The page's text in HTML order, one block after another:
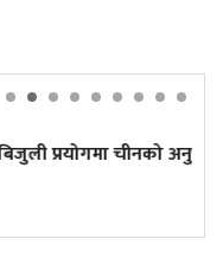
अनुभवबाट के सिक्ने?